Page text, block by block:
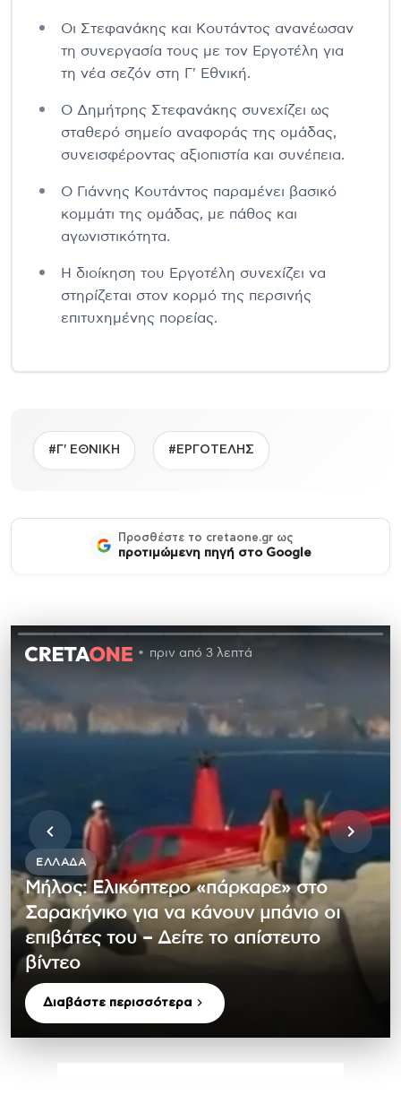
Οι Στεφανάκης και Κουτάντος ανανέωσαν
τη συνεργασία τους με τον Εργοτέλη για
τη νέα σεζόν στη Γ' Εθνική.
Ο Δημήτρης Στεφανάκης συνεχίζει ως
σταθερό σημείο αναφοράς της ομάδας,
συνεισφέροντας αξιοπιστία και συνέπεια.
Ο Γιάννης Κουτάντος παραμένει βασικό
κομμάτι της ομάδας, με πάθος και
αγωνιστικότητα.
Η διοίκηση του Εργοτέλη συνεχίζει να
στηρίζεται στον κορμό της περσινής
επιτυχημένης πορείας.
#Γ' ΕΘΝΙΚΗ #ΕΡΓΟΤΕΛΗΣ
Προσθέστε το cretaone.gr ως
προτιμώμενη πηγή στο Google
πριν από 3 λεπτά
ΕΛΛΆΔΑ
Μήλος: Ελικόπτερο «πάρκαρε» στο
Σαρακήνικο για να κάνουν μπάνιο οι
επιβάτες του – Δείτε το απίστευτο
βίντεο
Διαβάστε περισσότερα